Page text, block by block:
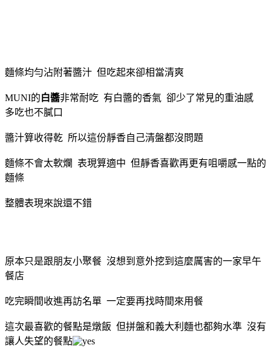
麵條均勻沾附著醬汁 但吃起來卻相當清爽
MUNI的白醬非常耐吃 有白醬的香氣 卻少了常見的重油感
多吃也不膩口
醬汁算收得乾 所以這份靜香自己清盤都沒問題
麵條不會太軟爛 表現算適中 但靜香喜歡再更有咀嚼感一點的
麵條
整體表現來說還不錯
原本只是跟朋友小聚餐 沒想到意外挖到這麼厲害的一家早午
餐店
吃完瞬間收進再訪名單 一定要再找時間來用餐
這次最喜歡的餐點是燉飯 但拼盤和義大利麵也都夠水準 沒有
讓人失望的餐點